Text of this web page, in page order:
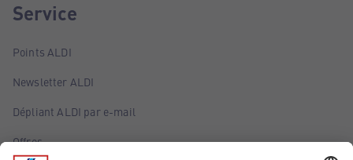
Service
Points ALDI
Newsletter ALDI
Dépliant ALDI par e-mail
Offres